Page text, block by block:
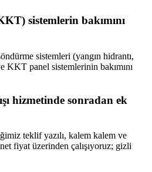
sistemlerin bakımını
sistemleri (yangın hidrantı,
KKT panel sistemlerinin bakımını
hizmetinde sonradan ek
teklif yazılı, kalem kalem ve
fiyat üzerinden çalışıyoruz; gizli